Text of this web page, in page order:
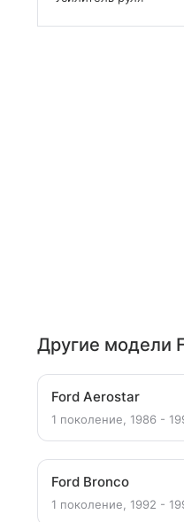
Другие модели
Ford Aerostar
1 поколение, 1986 -
Ford Bronco
1 поколение, 1992 -